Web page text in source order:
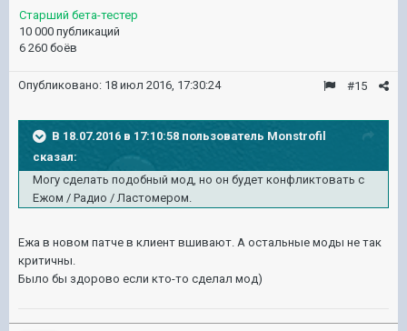
Старший бета-тестер
10 000 публикаций
6 260 боёв
#15
Опубликовано: 18 июл 2016, 17:30:24
В 18.07.2016 в 17:10:58 пользователь Monstrofil
сказал:
Могу сделать подобный мод, но он будет конфликтовать с
Ежом / Радио / Ластомером.
Ежа в новом патче в клиент вшивают. А остальные моды не так
критичны.
Было бы здорово если кто-то сделал мод)